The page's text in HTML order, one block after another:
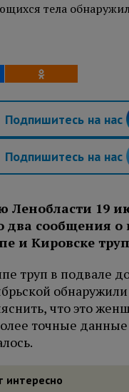
тела
Подпишитесь на нас
Подпишитесь на нас
Ленобласти 19
два сообщения
и Кировске
труп в подвале
что это
точные данные
интересно